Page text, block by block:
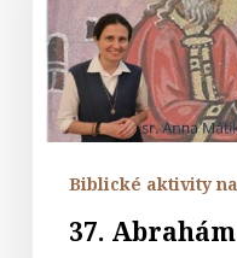
Biblické aktivity
37.